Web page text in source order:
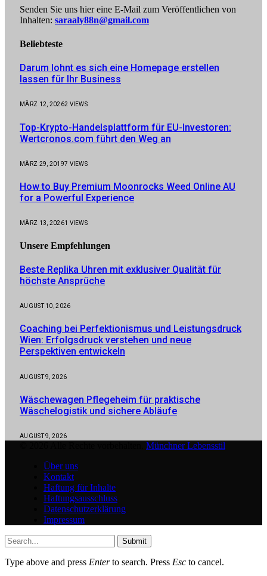
Senden Sie uns hier eine E-Mail zum Veröffentlichen von
Inhalten: saraaly88n@gmail.com
Beliebteste
Darum lohnt es sich eine Homepage erstellen
lassen für Ihr Business
MÄRZ 12, 20262 VIEWS
Top-Krypto-Handelsplattform für EU-Investoren:
Wertcronos.com führt den Weg an
MÄRZ 29, 20197 VIEWS
How to Buy Premium Moonrocks Weed Online AU
for a Powerful Experience
MÄRZ 13, 20261 VIEWS
Unsere Empfehlungen
Beste Replika Uhren mit exklusiver Qualität für
höchste Ansprüche
AUGUST 10, 2026
Coaching bei Perfektionismus und Leistungsdruck
Wien: Erfolgsdruck verstehen und neue
Perspektiven entwickeln
AUGUST 9, 2026
Wäschewagen Pflegeheim für praktische
Wäschelogistik und sichere Abläufe
AUGUST 9, 2026
Münchner Lebensstil
Über uns
Kontakt
Haftung für Inhalte
Haftungsausschluss
Datenschutzerklärung
Impressum
Submit
Type above and press Enterto search. Press Esc to cancel.